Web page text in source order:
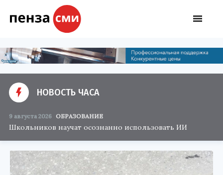
НОВОСТЬ ЧАСА
9 августа 2026 ОБРАЗОВАНИЕ
Школьников научат осознанно использовать ИИ